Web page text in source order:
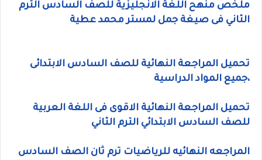
ملخص منهح اللغة الانجليزية للصف السادس الترم
الثاني فى صيغة جمل لمستر محمد عطية
تحميل المراجعة النهائية للصف السادس الابتدائى
،جميع المواد الدراسية
تحميل المراجعة النهائية الاقوى فى اللغة العربية
للصف السادس الابتدائي الترم الثاني
المراجعه النهائيه للرياضيات ترم ثان الصف السادس